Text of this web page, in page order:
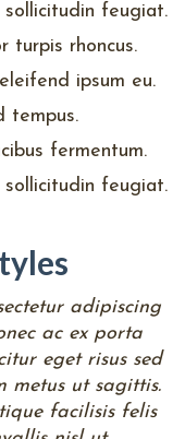
sollicitudin feugiat.
turpis rhoncus.
ipsum eu.
tempus.
fermentum.
sollicitudin feugiat.
adipiscing
ac ex porta
eget risus sed
metus ut sagittis.
facilisis felis